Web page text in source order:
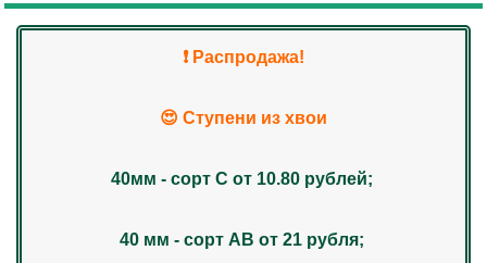
❗️ Распродажа!
😍 Ступени из хвои
40мм - сорт С от 10.80 рублей;
40 мм - сорт АВ от 21 рубля;